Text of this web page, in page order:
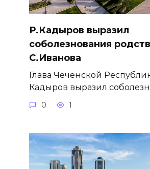
Р.Кадыров выразил
соболезнования
С.Иванова
Глава Чеченской
Кадыров выразил
0 1